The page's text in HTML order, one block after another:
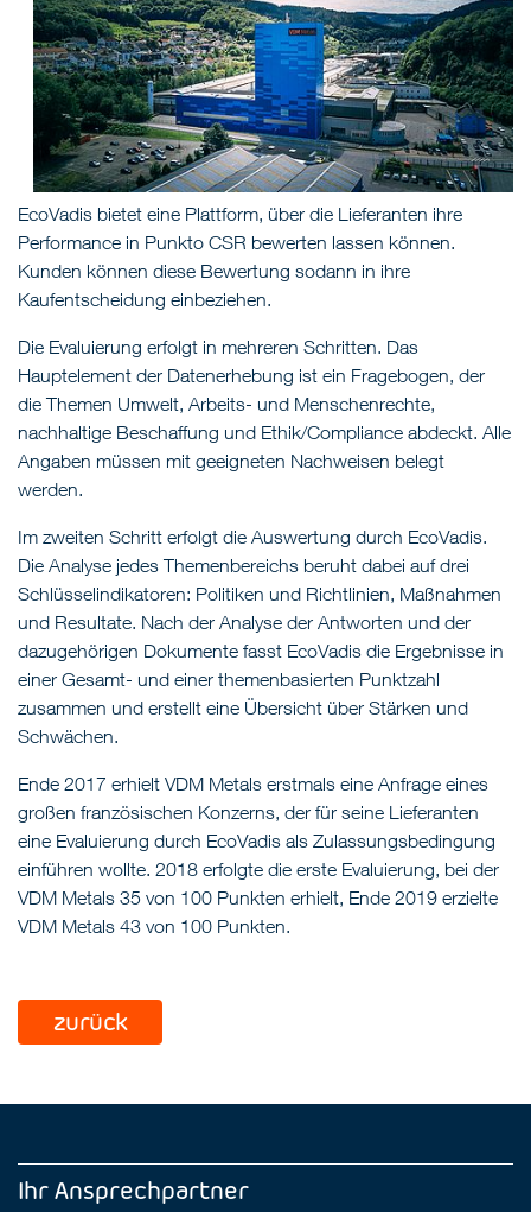
EcoVadis bietet eine Plattform, über die Lieferanten ihre
Performance in Punkto CSR bewerten lassen können.
Kunden können diese Bewertung sodann in ihre
Kaufentscheidung einbeziehen.
Die Evaluierung erfolgt in mehreren Schritten. Das
Hauptelement der Datenerhebung ist ein Fragebogen, der
die Themen Umwelt, Arbeits- und Menschenrechte,
nachhaltige Beschaffung und Ethik/Compliance abdeckt. Alle
Angaben müssen mit geeigneten Nachweisen belegt
werden.
Im zweiten Schritt erfolgt die Auswertung durch EcoVadis.
Die Analyse jedes Themenbereichs beruht dabei auf drei
Schlüsselindikatoren: Politiken und Richtlinien, Maßnahmen
und Resultate. Nach der Analyse der Antworten und der
dazugehörigen Dokumente fasst EcoVadis die Ergebnisse in
einer Gesamt- und einer themenbasierten Punktzahl
zusammen und erstellt eine Übersicht über Stärken und
Schwächen.
Ende 2017 erhielt VDM Metals erstmals eine Anfrage eines
großen französischen Konzerns, der für seine Lieferanten
eine Evaluierung durch EcoVadis als Zulassungsbedingung
einführen wollte. 2018 erfolgte die erste Evaluierung, bei der
VDM Metals 35 von 100 Punkten erhielt, Ende 2019 erzielte
VDM Metals 43 von 100 Punkten.
zurück
Ihr Ansprechpartner